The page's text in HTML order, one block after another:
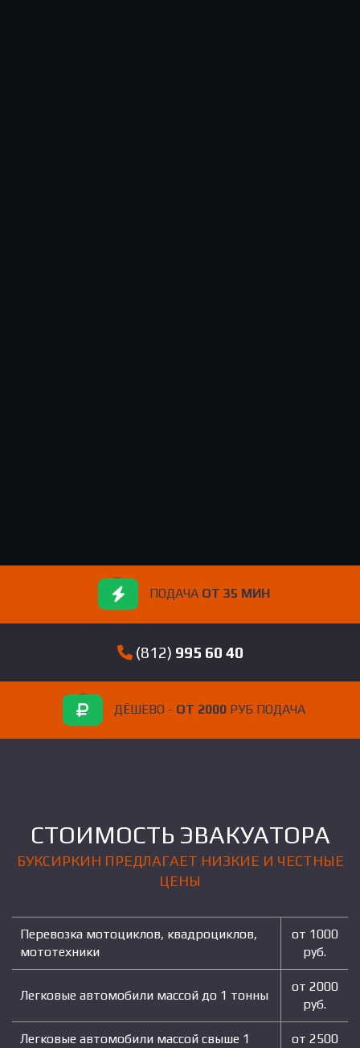
ПОДАЧА ОТ 35 МИН
(812) 995 60 40
ДЁШЕВО - ОТ 2000РУБ ПОДАЧА
СТОИМОСТЬ ЭВАКУАТОРА
БУКСИРКИН ПРЕДЛАГАЕТ НИЗКИЕ И ЧЕСТНЫЕ
ЦЕНЫ
Перевозка мотоциклов, квадроциклов,
мототехники
от 1000
руб.
Легковые автомобили массой до 1 тонны
от 2000
руб.
Легковые автомобили массой свыше 1
от 2500